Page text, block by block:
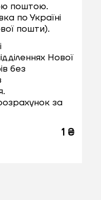
поштою.
по Україні
пошти).
Нової
без
за
1 ₴